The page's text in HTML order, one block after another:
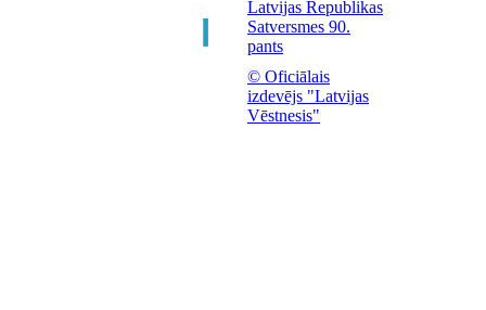
Latvijas Republikas
Satversmes 90.
pants
© Oficiālais
izdevējs "Latvijas
Vēstnesis"